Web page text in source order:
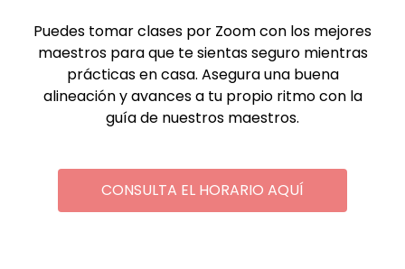
Puedes tomar clases por Zoom con los mejores
maestros para que te sientas seguro mientras
prácticas en casa. Asegura una buena
alineación y avances a tu propio ritmo con la
guía de nuestros maestros.
CONSULTA EL HORARIO AQUÍ